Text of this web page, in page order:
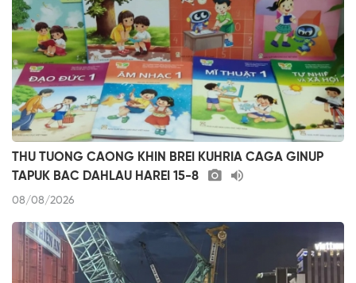
THU TUONG CAONG KHIN BREI KUHRIA CAGA GINUP
TAPUK BAC DAHLAU HAREI 15-8
08/08/2026